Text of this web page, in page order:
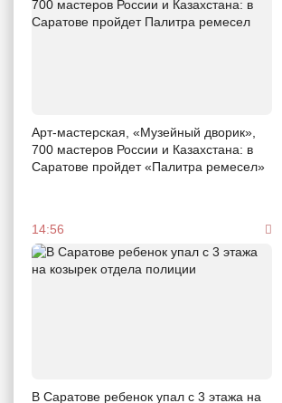
Арт-мастерская, «Музейный дворик»,
700 мастеров России и Казахстана: в
Саратове пройдет «Палитра ремесел»
14:56
В Саратове ребенок упал с 3 этажа на